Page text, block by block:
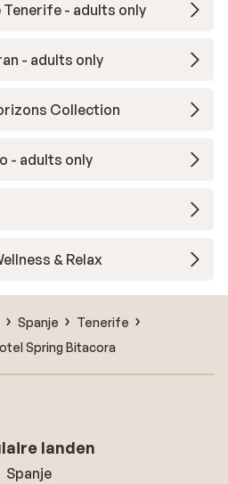
- adults only
- adults only
Collection
- adults only
& Relax
Spanje
Tenerife
Spring Bitacora
landen
Spanje